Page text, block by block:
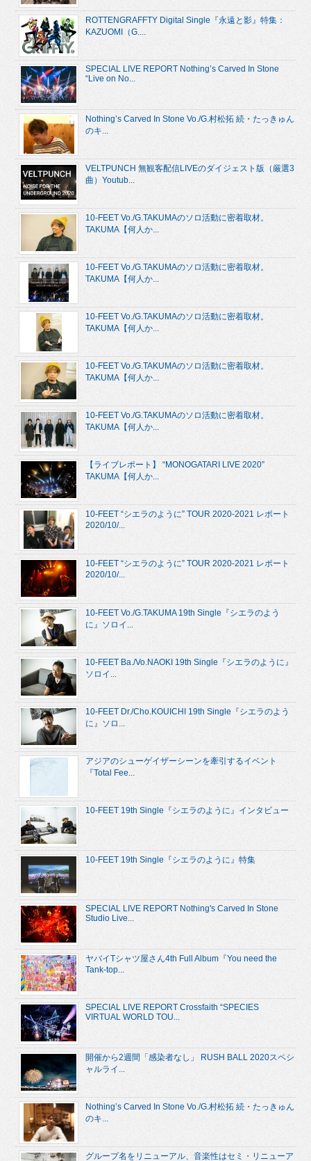
ROTTENGRAFFTY Digital Single『永遠と影』特集：
KAZUOMI（G....
SPECIAL LIVE REPORT Nothing’s Carved In Stone
“Live on No...
Nothing’s Carved In Stone Vo./G.村松拓 続・たっきゅん
のキ...
VELTPUNCH 無観客配信LIVEのダイジェスト版（厳選3
曲）Youtub...
10-FEET Vo./G.TAKUMAのソロ活動に密着取材。
TAKUMA【何人か...
10-FEET Vo./G.TAKUMAのソロ活動に密着取材。
TAKUMA【何人か...
10-FEET Vo./G.TAKUMAのソロ活動に密着取材。
TAKUMA【何人か...
10-FEET Vo./G.TAKUMAのソロ活動に密着取材。
TAKUMA【何人か...
10-FEET Vo./G.TAKUMAのソロ活動に密着取材。
TAKUMA【何人か...
【ライブレポート】 “MONOGATARI LIVE 2020”
TAKUMA【何人か...
10-FEET “シエラのように” TOUR 2020-2021 レポート
2020/10/...
10-FEET “シエラのように” TOUR 2020-2021 レポート
2020/10/...
10-FEET Vo./G.TAKUMA 19th Single『シエラのよう
に』ソロイ...
10-FEET Ba./Vo.NAOKI 19th Single『シエラのように』
ソロイ...
10-FEET Dr./Cho.KOUICHI 19th Single『シエラのよう
に』ソロ...
アジアのシューゲイザーシーンを牽引するイベント
『Total Fee...
10-FEET 19th Single『シエラのように』インタビュー
10-FEET 19th Single『シエラのように』特集
SPECIAL LIVE REPORT Nothing's Carved In Stone
Studio Live...
ヤバイTシャツ屋さん4th Full Album『You need the
Tank-top...
SPECIAL LIVE REPORT Crossfaith “SPECIES
VIRTUAL WORLD TOU...
開催から2週間「感染者なし」 RUSH BALL 2020スペシ
ャルライ...
Nothing’s Carved In Stone Vo./G.村松拓 続・たっきゅん
のキ...
グループ名をリニューアル、音楽性はセミ・リニューア